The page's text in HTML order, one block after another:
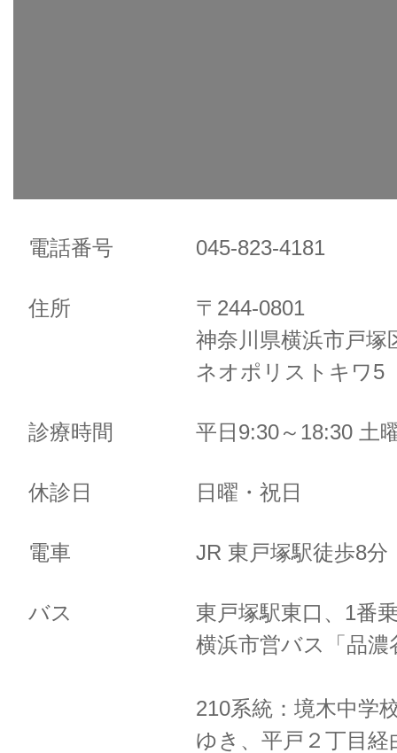
電話番号 045-823-4181
住所
〒244-0801
神奈川県横浜市戸塚
ネオポリストキワ
診療時間 平日9:30～18:30 土
休診日 日曜・祝日
電車 JR 東戸塚駅徒歩8
バス
東戸塚駅東口、1番
横浜市営バス「品
210系統：境木中学
ゆき、 平戸２丁目経